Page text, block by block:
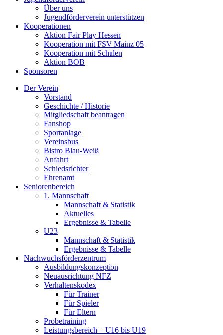
Über uns
Jugendförderverein unterstützen
Kooperationen
Aktion Fair Play Hessen
Kooperation mit FSV Mainz 05
Kooperation mit Schulen
Aktion BOB
Sponsoren
Der Verein
Vorstand
Geschichte / Historie
Mitgliedschaft beantragen
Fanshop
Sportanlage
Vereinsbus
Bistro Blau-Weiß
Anfahrt
Schiedsrichter
Ehrenamt
Seniorenbereich
1. Mannschaft
Mannschaft & Statistik
Aktuelles
Ergebnisse & Tabelle
U23
Mannschaft & Statistik
Ergebnisse & Tabelle
Nachwuchsförderzentrum
Ausbildungskonzeption
Neuausrichtung NFZ
Verhaltenskodex
Für Trainer
Für Spieler
Für Eltern
Probetraining
Leistungsbereich – U16 bis U19